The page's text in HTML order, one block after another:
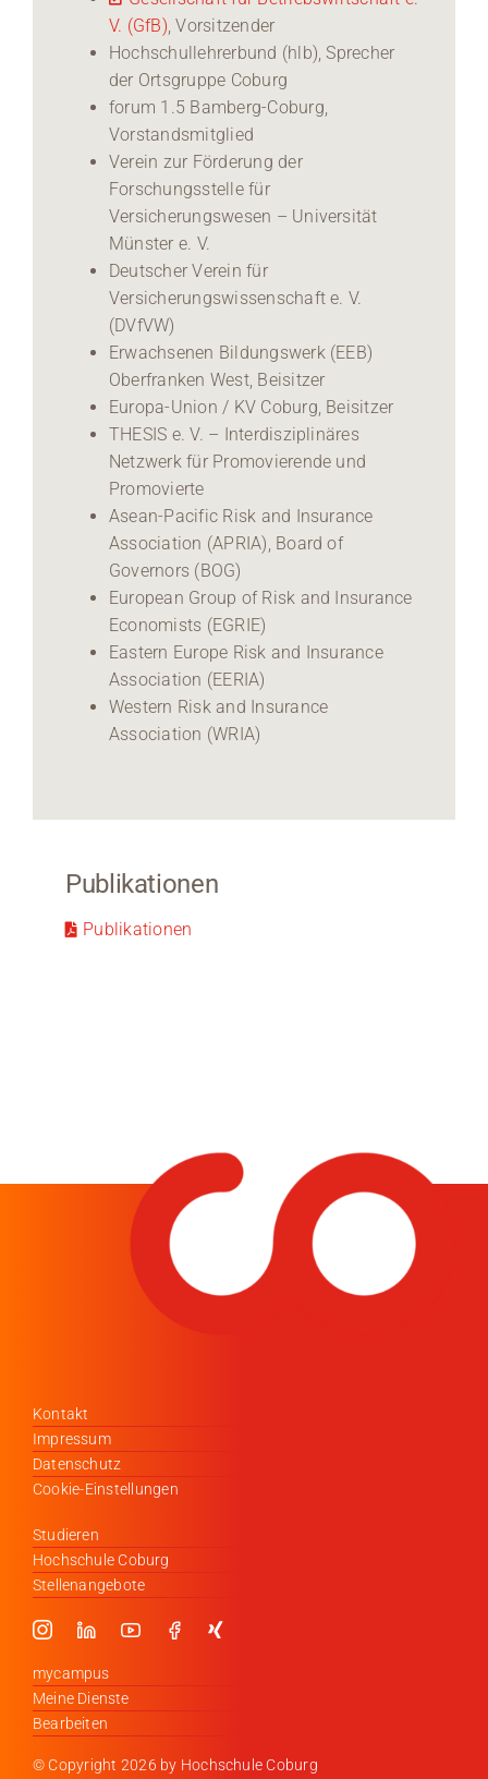
V. (GfB) , Vorsitzender
Hochschullehrerbund (hlb), Sprecher
der Ortsgruppe Coburg
forum 1.5 Bamberg-Coburg,
Vorstandsmitglied
Verein zur Förderung der
Forschungsstelle für
Versicherungswesen – Universität
Münster e. V.
Deutscher Verein für
Versicherungswissenschaft e. V.
(DVfVW)
Erwachsenen Bildungswerk (EEB)
Oberfranken West, Beisitzer
Europa-Union / KV Coburg, Beisitzer
THESIS e. V. – Interdisziplinäres
Netzwerk für Promovierende und
Promovierte
Asean-Pacific Risk and Insurance
Association (APRIA), Board of
Governors (BOG)
European Group of Risk and Insurance
Economists (EGRIE)
Eastern Europe Risk and Insurance
Association (EERIA)
Western Risk and Insurance
Association (WRIA)
Publikationen
Publikationen
Kontakt
Impressum
Datenschutz
Cookie-Einstellungen
Studieren
Hochschule Coburg
Stellenangebote
mycampus
Meine Dienste
Bearbeiten
© Copyright 2026 by Hochschule Coburg